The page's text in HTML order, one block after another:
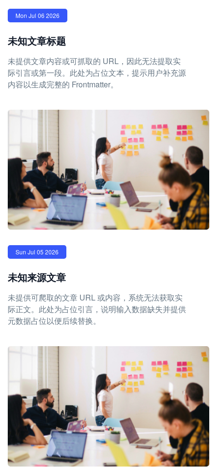
Mon Jul 06 2026
未知文章标题
未提供文章内容或可抓取的 URL，因此无法提取实
际引言或第一段。此处为占位文本，提示用户补充源
内容以生成完整的 Frontmatter。
Sun Jul 05 2026
未知来源文章
未提供可爬取的文章 URL 或内容，系统无法获取实
际正文。此处为占位引言，说明输入数据缺失并提供
元数据占位以便后续替换。